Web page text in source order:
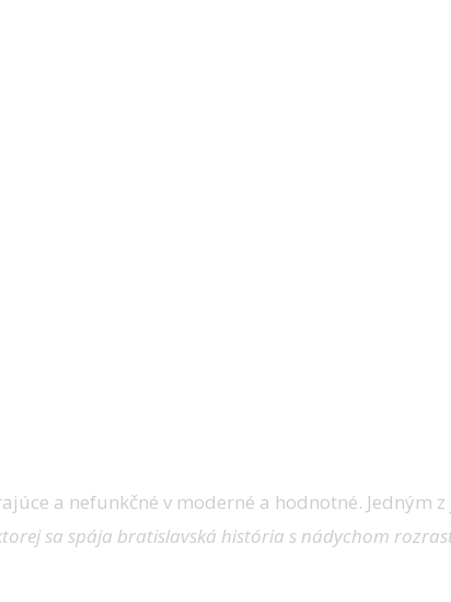
a nefunkčné v moderné a hodnotné. Jedným
sa spája bratislavská história s nádychom